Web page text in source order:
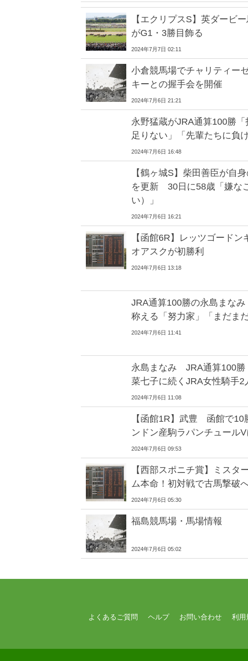
【エクリプスS】英ダービ
がG1・3勝目飾る
2024年7月7日 02:11
小倉競馬場でチャリティー
キーとの握手会を開催
2024年7月6日 21:21
永野猛蔵がJRA通算100勝
足りない」「先輩たちに負
2024年7月6日 16:48
【鶴ヶ城S】柴田善臣が自
を更新 30日に58歳「嫌な
い）」
2024年7月6日 16:21
【函館6R】レッツゴード
オアスクが初勝利
2024年7月6日 13:18
JRA通算100勝の永島まな
称える「努力家」「まだま
2024年7月6日 11:41
永島まなみ JRA通算100
菜七子に続くJRA女性騎手2
2024年7月6日 11:08
【函館1R】武豊 函館で10
ンドン産駒ラパンチュールV
2024年7月6日 09:53
【西部スポニチ賞】ミス
ム本命！初対戦で古馬撃破
2024年7月6日 05:30
福島競馬場・馬場情報
2024年7月6日 05:02
よくあるご質問 ヘルプ お問い合わせ 利用